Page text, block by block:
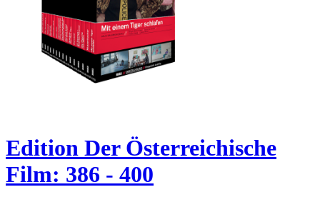
Edition Der Österreichische
Film: 386 - 400